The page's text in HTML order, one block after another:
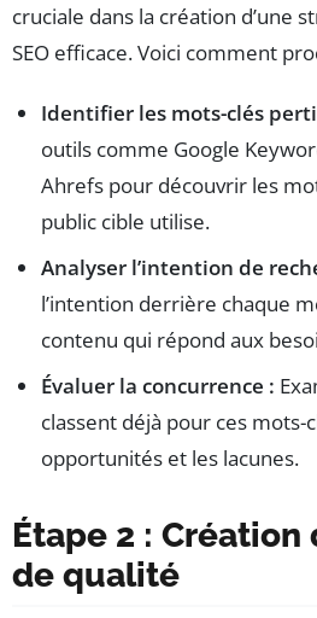
cruciale dans la création d’une
SEO efficace. Voici comment
Identifier les mots-clés
outils comme Google
Ahrefs pour découvrir les
public cible utilise.
Analyser l’intention de
l’intention derrière chaque
contenu qui répond aux
Évaluer la concurrence :
classent déjà pour ces mots-
opportunités et les lacunes.
Étape 2 :
de qualité